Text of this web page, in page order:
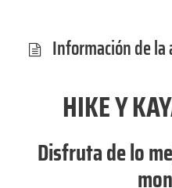
Información de
HIKE Y
Disfruta de lo